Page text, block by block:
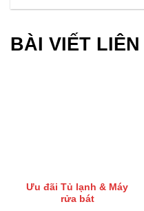
BÀI VIẾT LIÊN
Ưu đãi Tủ lạnh & Máy
rửa bát